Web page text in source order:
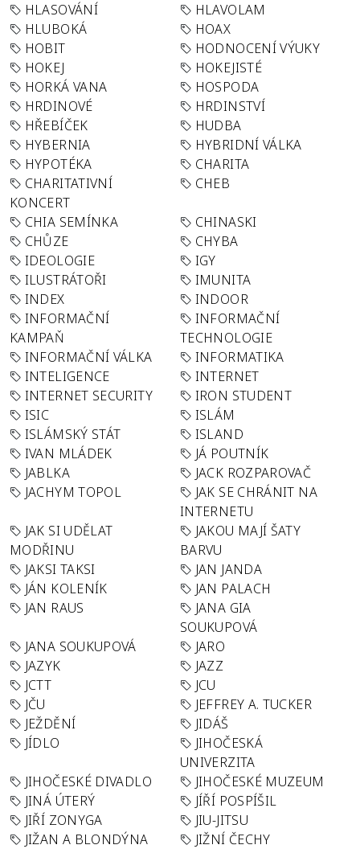
HLASOVÁNÍ
HLAVOLAM
HLUBOKÁ
HOAX
HOBIT
HODNOCENÍ VÝUKY
HOKEJ
HOKEJISTÉ
HORKÁ VANA
HOSPODA
HRDINOVÉ
HRDINSTVÍ
HŘEBÍČEK
HUDBA
HYBERNIA
HYBRIDNÍ VÁLKA
HYPOTÉKA
CHARITA
CHARITATIVNÍ
KONCERT
CHEB
CHIA SEMÍNKA
CHINASKI
CHŮZE
CHYBA
IDEOLOGIE
IGY
ILUSTRÁTOŘI
IMUNITA
INDEX
INDOOR
INFORMAČNÍ
KAMPAŇ
INFORMAČNÍ
TECHNOLOGIE
INFORMAČNÍ VÁLKA
INFORMATIKA
INTELIGENCE
INTERNET
INTERNET SECURITY
IRON STUDENT
ISIC
ISLÁM
ISLÁMSKÝ STÁT
ISLAND
IVAN MLÁDEK
JÁ POUTNÍK
JABLKA
JACK ROZPAROVAČ
JACHYM TOPOL
JAK SE CHRÁNIT NA
INTERNETU
JAK SI UDĚLAT
MODŘINU
JAKOU MAJÍ ŠATY
BARVU
JAKSI TAKSI
JAN JANDA
JÁN KOLENÍK
JAN PALACH
JAN RAUS
JANA GIA
SOUKUPOVÁ
JANA SOUKUPOVÁ
JARO
JAZYK
JAZZ
JCTT
JCU
JČU
JEFFREY A. TUCKER
JEŽDĚNÍ
JIDÁŠ
JÍDLO
JIHOČESKÁ
UNIVERZITA
JIHOČESKÉ DIVADLO
JIHOČESKÉ MUZEUM
JINÁ ÚTERÝ
JÍŘÍ POSPÍŠIL
JIŘÍ ZONYGA
JIU-JITSU
JIŽAN A BLONDÝNA
JIŽNÍ ČECHY